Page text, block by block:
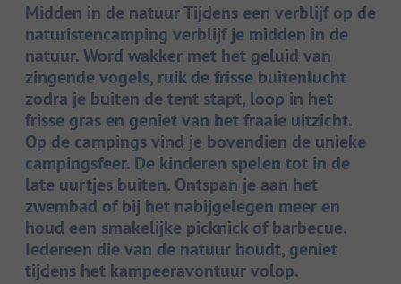
Midden in de natuur Tijdens een verblijf op de
naturistencamping verblijf je midden in de
natuur. Word wakker met het geluid van
zingende vogels, ruik de frisse buitenlucht
zodra je buiten de tent stapt, loop in het
frisse gras en geniet van het fraaie uitzicht.
Op de campings vind je bovendien de unieke
campingsfeer. De kinderen spelen tot in de
late uurtjes buiten. Ontspan je aan het
zwembad of bij het nabijgelegen meer en
houd een smakelijke picknick of barbecue.
Iedereen die van de natuur houdt, geniet
tijdens het kampeeravontuur volop.